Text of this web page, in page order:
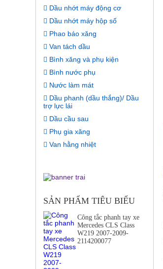
Dầu nhớt máy động cơ
Dầu nhớt máy hộp số
Phao báo xăng
Van tách dầu
Bình xăng và phụ kiện
Bình nước phụ
Nước làm mát
Dầu phanh (dầu thắng)/ Dầu
trợ lực lái
Dầu cầu sau
Phụ gia xăng
Van hằng nhiệt
SẢN PHẨM TIÊU BIỂU
Công tắc phanh tay xe
Mercedes CLS Class
W219 2007-2009-
2114200077